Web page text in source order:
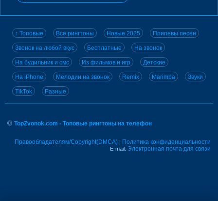
↑ Топовые Все рингтоны Новые 2025 Припевы песен
Звонок на любой вкус Бесплатные На звонок
На будильник и смс Из фильмов и игр Детские
На iPhone Мелодии на звонок Remix Marimba Звуки
TikTok Разные
© TopZvonok.com - Топовые рингтоны на телефон
Правообладателям/Copyright(DMCA) | Политика конфиденциальности
E-mail: Электронная почта для связи